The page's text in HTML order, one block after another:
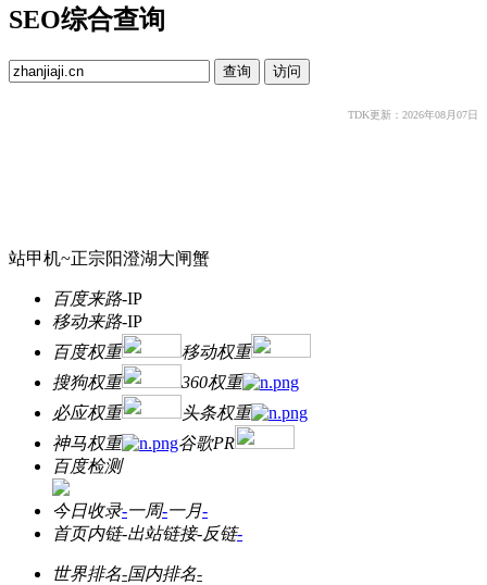
SEO综合查询
TDK更新：2026年08月07日
站甲机~正宗阳澄湖大闸蟹
百度来路-IP
移动来路-IP
百度权重
移动权重
搜狗权重
360权重
必应权重
头条权重
神马权重
谷歌PR
百度检测
今日收录-一周-一月-
首页内链-出站链接-反链-
世界排名-国内排名-